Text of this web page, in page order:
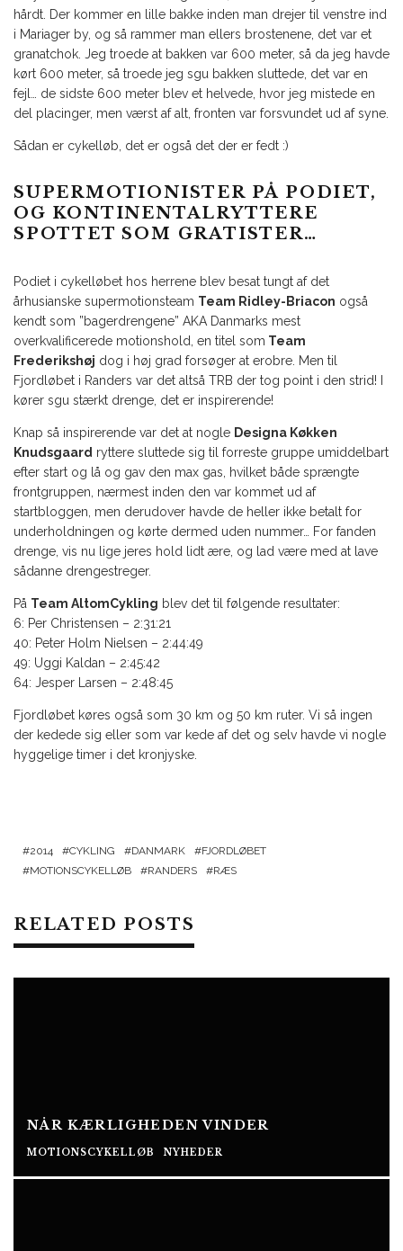
hårdt. Der kommer en lille bakke inden man drejer til venstre ind
i Mariager by, og så rammer man ellers brostenene, det var et
granatchok. Jeg troede at bakken var 600 meter, så da jeg havde
kørt 600 meter, så troede jeg sgu bakken sluttede, det var en
fejl… de sidste 600 meter blev et helvede, hvor jeg mistede en
del placinger, men værst af alt, fronten var forsvundet ud af syne.
Sådan er cykelløb, det er også det der er fedt :)
SUPERMOTIONISTER PÅ PODIET,
OG KONTINENTALRYTTERE
SPOTTET SOM GRATISTER…
Podiet i cykelløbet hos herrene blev besat tungt af det
århusianske supermotionsteam Team Ridley-Briacon også
kendt som ”bagerdrengene” AKA Danmarks mest
overkvalificerede motionshold, en titel som Team
Frederikshøj dog i høj grad forsøger at erobre. Men til
Fjordløbet i Randers var det altså TRB der tog point i den strid! I
kører sgu stærkt drenge, det er inspirerende!
Knap så inspirerende var det at nogle Designa Køkken
Knudsgaard ryttere sluttede sig til forreste gruppe umiddelbart
efter start og lå og gav den max gas, hvilket både sprængte
frontgruppen, nærmest inden den var kommet ud af
startbloggen, men derudover havde de heller ikke betalt for
underholdningen og kørte dermed uden nummer… For fanden
drenge, vis nu lige jeres hold lidt ære, og lad være med at lave
sådanne drengestreger.
På Team AltomCykling blev det til følgende resultater:
6: Per Christensen – 2:31:21
40: Peter Holm Nielsen – 2:44:49
49: Uggi Kaldan – 2:45:42
64: Jesper Larsen – 2:48:45
Fjordløbet køres også som 30 km og 50 km ruter. Vi så ingen
der kedede sig eller som var kede af det og selv havde vi nogle
hyggelige timer i det kronjyske.
2014 CYKLING DANMARK
FJORDLØBET
MOTIONSCYKELLØB
RANDERS RÆS
RELATED POSTS
NÅR KÆRLIGHEDEN VINDER
MOTIONSCYKELLØB NYHEDER